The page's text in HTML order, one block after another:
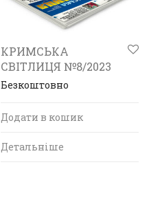
КРИМСЬКА
СВІТЛИЦЯ №8/2023
Безкоштовно
Додати в кошик
Детальніше